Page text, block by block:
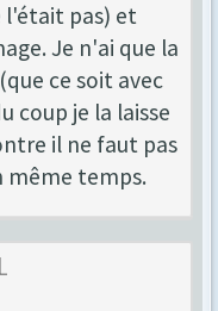
l'était pas) et
Je n'ai que la
ce soit avec
coup je la laisse
il ne faut pas
même temps.